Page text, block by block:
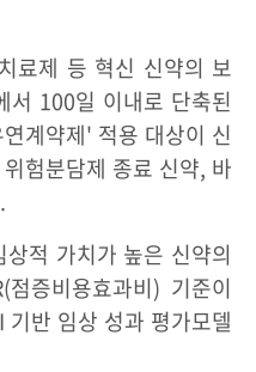
료제 등 혁신 신약의 보
서 100일 이내로 단축된
계약제' 적용 대상이 신
험분담제 종료 신약, 바
적 가치가 높은 신약의
증비용효과비) 기준이
반 임상 성과 평가모델